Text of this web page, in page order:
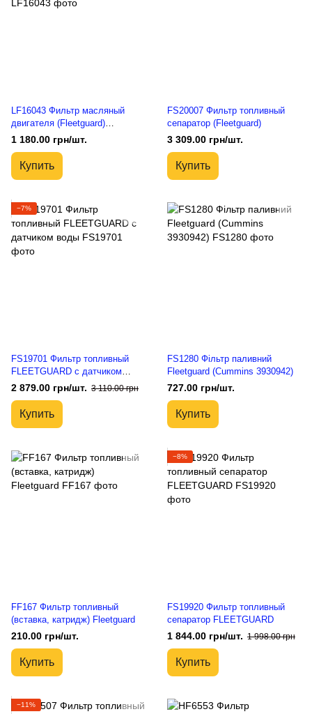
LF16043 Фильтр масляный
двигателя (Fleetguard)
StrataPore
1 180.00 грн/шт.
Купить
FS20007 Фильтр топливный
сепаратор (Fleetguard)
3 309.00 грн/шт.
Купить
−7%
FS19701 Фильтр топливный
FLEETGUARD с датчиком
воды
2 879.00 грн/шт. 3 110.00 грн
Купить
FS1280 Фільтр паливний
Fleetguard (Cummins 3930942)
727.00 грн/шт.
Купить
FF167 Фильтр топливный
(вставка, катридж) Fleetguard
210.00 грн/шт.
Купить
−8%
FS19920 Фильтр топливный
сепаратор FLEETGUARD
1 844.00 грн/шт. 1 998.00 грн
Купить
−11%